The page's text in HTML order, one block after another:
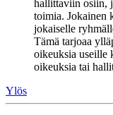
hallittaviin osiin,
toimia. Jokainen
jokaiselle
Tämä tarjoaa
oikeuksia useille
oikeuksia tai
Ylös